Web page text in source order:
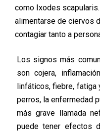
como Ixodes
alimentarse de ciervos
contagiar tanto a
Los signos más
son cojera,
linfáticos, fiebre, fatiga
perros, la enfermedad
más grave llamada
puede tener efectos